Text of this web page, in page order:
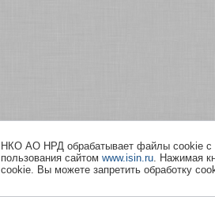
НКО АО НРД обрабатывает файлы сookie с
пользования сайтомwww.isin.ru. Нажимая
cookie. Вы можете запретить обработку